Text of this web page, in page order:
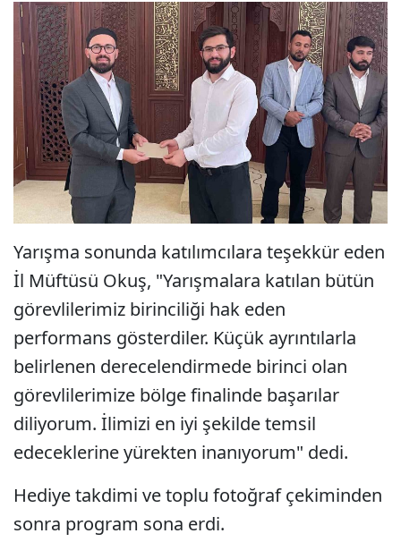
Yarışma sonunda katılımcılara teşekkür eden
İl Müftüsü Okuş, "Yarışmalara katılan bütün
görevlilerimiz birinciliği hak eden
performans gösterdiler. Küçük ayrıntılarla
belirlenen derecelendirmede birinci olan
görevlilerimize bölge finalinde başarılar
diliyorum. İlimizi en iyi şekilde temsil
edeceklerine yürekten inanıyorum" dedi.
Hediye takdimi ve toplu fotoğraf çekiminden
sonra program sona erdi.